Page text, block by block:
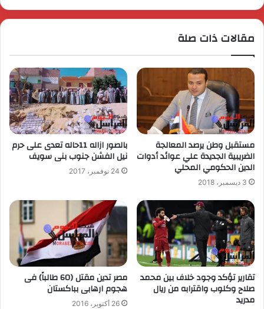
مقالات ذات صلة
مستقبل وطن يرصد المعالجة
الضريبية الجديدة علي عوائد أدوات
الدين الحكومي المحلي
3 ديسمبر، 2018
بالصور ازاله 11حاله تعدى على حرم
نيل الفشن جنوب بنى سويف
24 نوفمبر، 2017
تقارير تؤكد وجود خلاف بين محمد
صلاح وكلوب واقترابه من ريال
مدريد
مصر تدين مقتل (60 طالباً) فى
هجوم ارهابى بباكستان
26 أكتوبر، 2016